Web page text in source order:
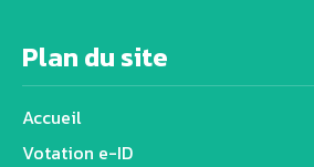
Plan du site
Accueil
Votation e-ID